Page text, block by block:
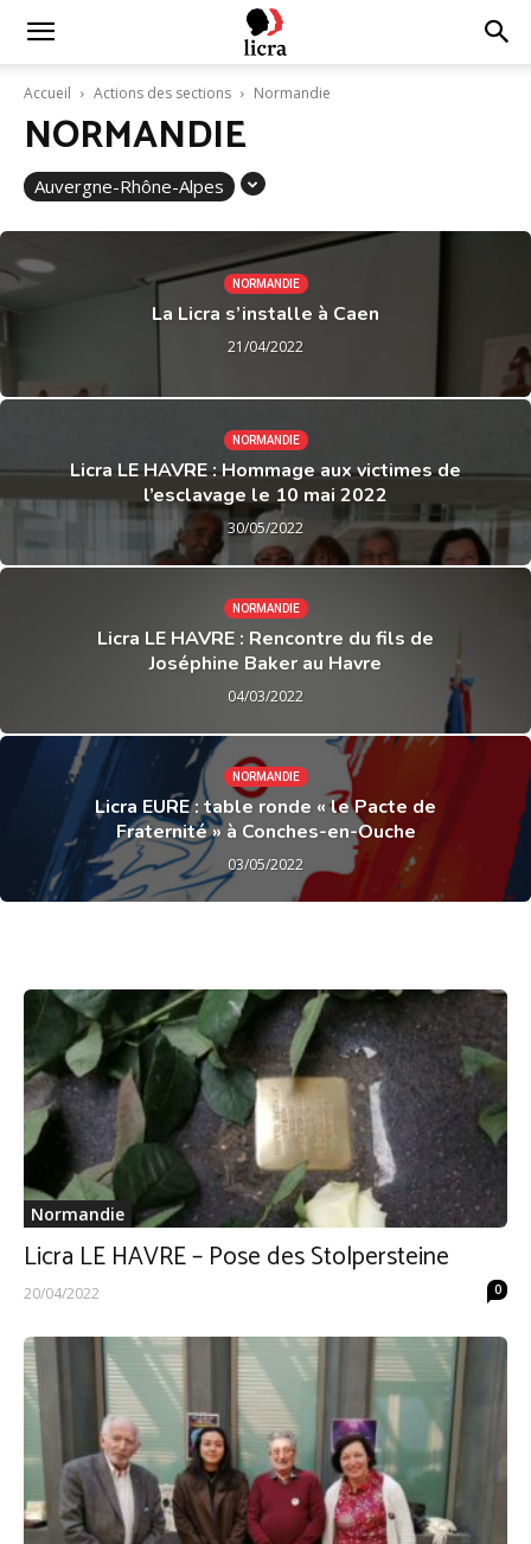
Licra
Antiraciste
Accueil Actions des sections Normandie
NORMANDIE
Auvergne-Rhône-Alpes
NORMANDIE
La Licra s’installe à Caen
21/04/2022
NORMANDIE
Licra LE HAVRE : Hommage aux victimes de
l’esclavage le 10 mai 2022
30/05/2022
NORMANDIE
Licra LE HAVRE : Rencontre du fils de
Joséphine Baker au Havre
04/03/2022
NORMANDIE
Licra EURE : table ronde « le Pacte de
Fraternité » à Conches-en-Ouche
03/05/2022
Normandie
Licra LE HAVRE – Pose des Stolpersteine
20/04/2022 0